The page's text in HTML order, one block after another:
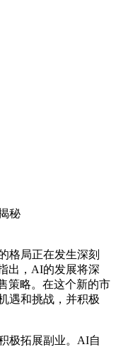
秘
局正在发生深刻
出，AI的发展将深
策略。在这个新的市
遇和挑战，并积极
拓展副业。AI自